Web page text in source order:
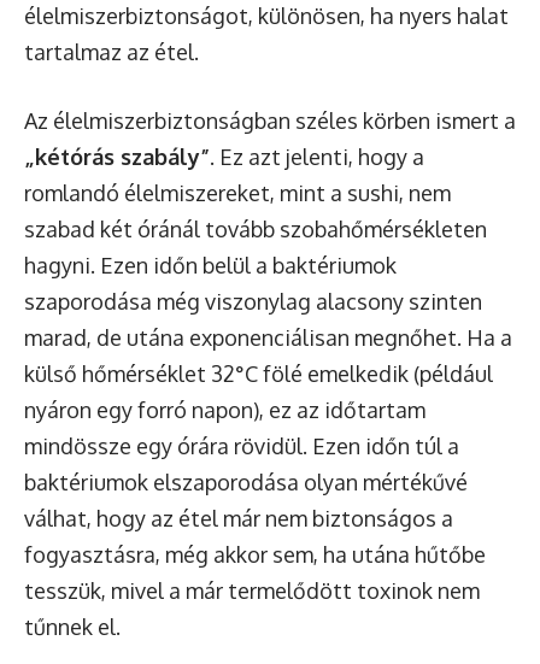
élelmiszerbiztonságot, különösen, ha nyers halat
tartalmaz az étel.
Az élelmiszerbiztonságban széles körben ismert a
„kétórás szabály”. Ez azt jelenti, hogy a
romlandó élelmiszereket, mint a sushi, nem
szabad két óránál tovább szobahőmérsékleten
hagyni. Ezen időn belül a baktériumok
szaporodása még viszonylag alacsony szinten
marad, de utána exponenciálisan megnőhet. Ha a
külső hőmérséklet 32°C fölé emelkedik (például
nyáron egy forró napon), ez az időtartam
mindössze egy órára rövidül. Ezen időn túl a
baktériumok elszaporodása olyan mértékűvé
válhat, hogy az étel már nem biztonságos a
fogyasztásra, még akkor sem, ha utána hűtőbe
tesszük, mivel a már termelődött toxinok nem
tűnnek el.